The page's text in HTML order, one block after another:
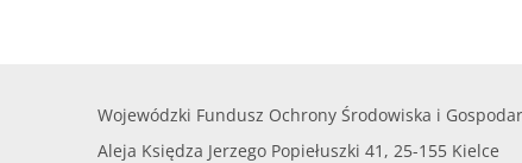
Wojewódzki Fundusz Ochrony Środowiska i
Aleja Księdza Jerzego Popiełuszki 41, 25-155 Kielce